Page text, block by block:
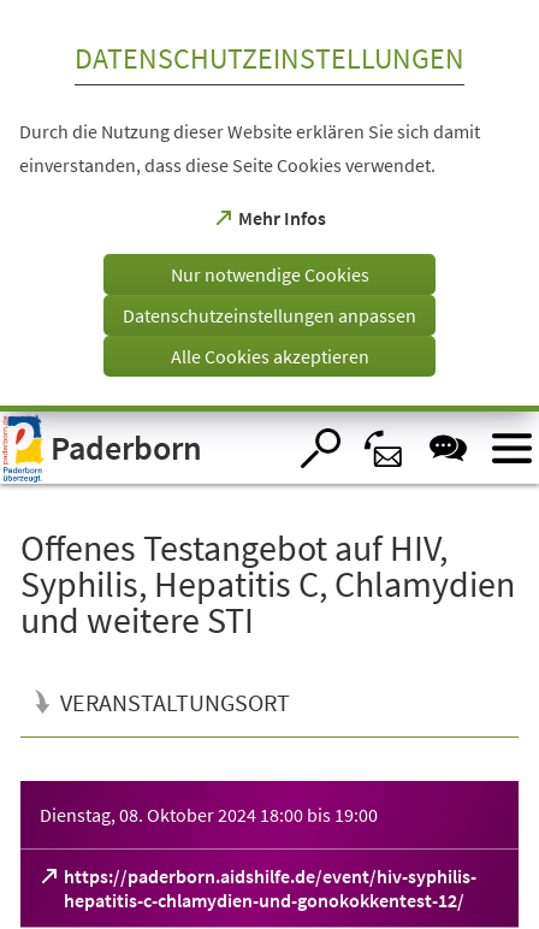
Visuelle
Assistenzsoftware
öffnen.
DATENSCHUTZEINSTELLUNGEN
Durch die Nutzung dieser Website erklären Sie sich damit
einverstanden, dass diese Seite Cookies verwendet.
Mehr Infos
(Öffnet
einem
Tab)
Nur notwendige Cookies
Datenschutzeinstellungen anpassen
Alle Cookies akzeptieren
Paderborn
Offenes Testangebot auf HIV,
Syphilis, Hepatitis C, Chlamydien
und weitere STI
VERANSTALTUNGSORT
Dienstag, 08. Oktober 2024 18:00 bis 19:00
https://paderborn.aidshilfe.de/event/hiv-syphilis-
hepatitis-c-chlamydien-und-gonokokkentest-12/
(Öffnet
in